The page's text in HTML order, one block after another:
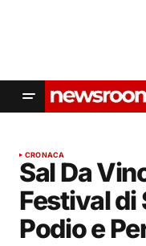
CRONACA
Sal Da
Festival di
Podio e